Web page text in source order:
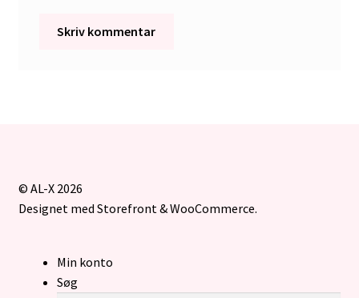
© AL-X 2026
Designet med Storefront & WooCommerce.
Min konto
Søg